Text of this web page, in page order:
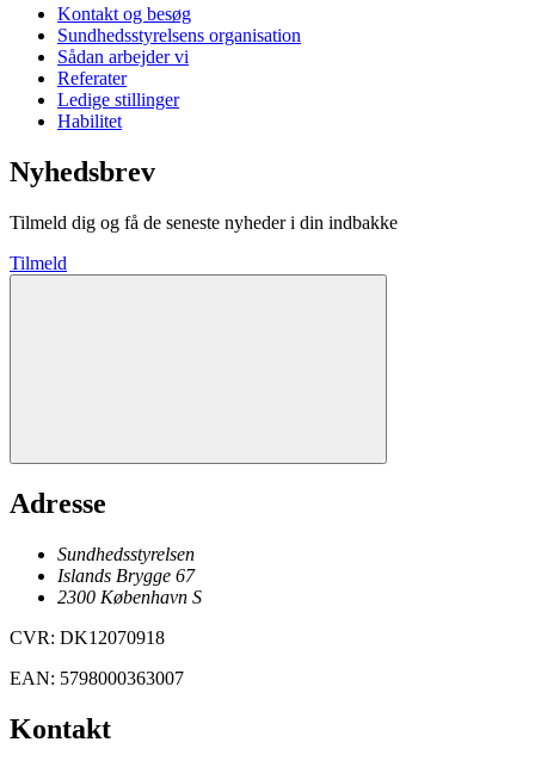
Kontakt og besøg
Sundhedsstyrelsens organisation
Sådan arbejder vi
Referater
Ledige stillinger
Habilitet
Nyhedsbrev
Tilmeld dig og få de seneste nyheder i din indbakke
Tilmeld
Adresse
Sundhedsstyrelsen
Islands Brygge 67
2300 København S
CVR: DK12070918
EAN: 5798000363007
Kontakt